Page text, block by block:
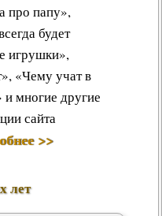
про папу»,
будет
игрушки»,
«Чему учат в
многие другие
сайта
>>
лет